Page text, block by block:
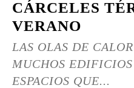
CÁRCELES
VERANO
LAS OLAS DE
MUCHOS
ESPACIOS QUE...